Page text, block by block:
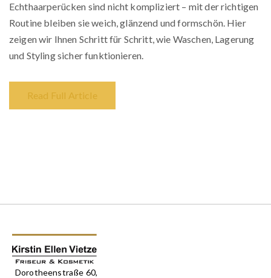
Echthaarperücken sind nicht kompliziert – mit der richtigen
Routine bleiben sie weich, glänzend und formschön. Hier
zeigen wir Ihnen Schritt für Schritt, wie Waschen, Lagerung
und Styling sicher funktionieren.
Read Full Article
Dorotheenstraße 60,